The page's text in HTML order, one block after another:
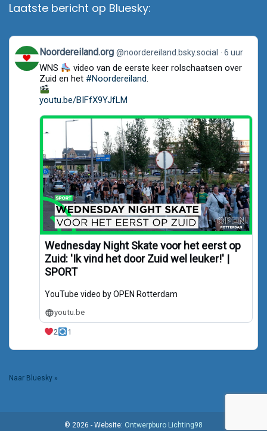
Laatste bericht op Bluesky:
View
post
by
Noordereiland.org
Noordereiland.org @noordereiland.bsky.social 6 uur
WNS
video van de eerste keer rolschaatsen over
Zuid en het #Noordereiland.
youtu.be/BIFfX9YJfLM
Wednesday Night Skate voor het eerst op
Zuid: 'Ik vind het door Zuid wel leuker!' |
SPORT
YouTube video by OPEN Rotterdam
youtu.be
2 1
Naar Bluesky »
© 2026 - Website: Ontwerpburo Lichting98